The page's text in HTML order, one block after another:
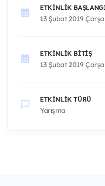
ETKINLIK
13 Şubat 2019
ETKINLIK BITIŞ
13 Şubat 2019
ETKINLIK TÜRÜ
Yarışma